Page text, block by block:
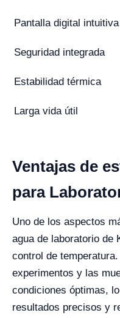
Pantalla digital intuitiva
Seguridad integrada
Estabilidad térmica
Larga vida útil
Ventajas de
para
Uno de los aspectos
agua de laboratorio de
control de
experimentos y las
condiciones óptimas,
resultados precisos y